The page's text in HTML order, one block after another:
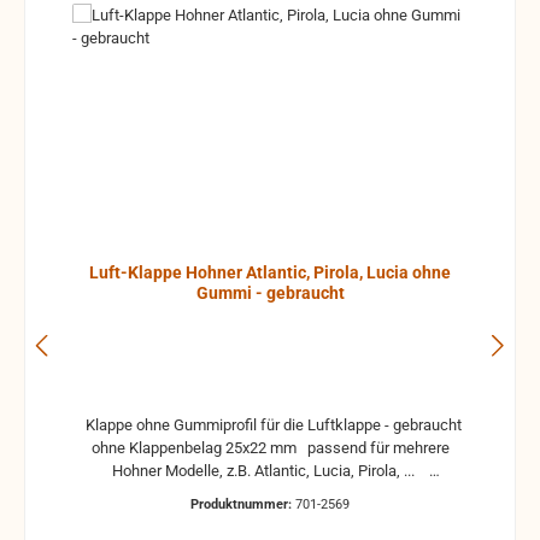
Luft-Klappe Hohner Atlantic, Pirola, Lucia ohne
Gummi - gebraucht
ohne Klappenbelag 25x22 mm passend für mehrere
Hohner Modelle, z.B. Atlantic, Lucia, Pirola, ...
Produktnummer: 701-2569